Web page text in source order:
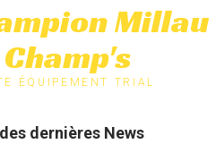
Millau
ÉQUIPEMENT TRIAL
dernières News